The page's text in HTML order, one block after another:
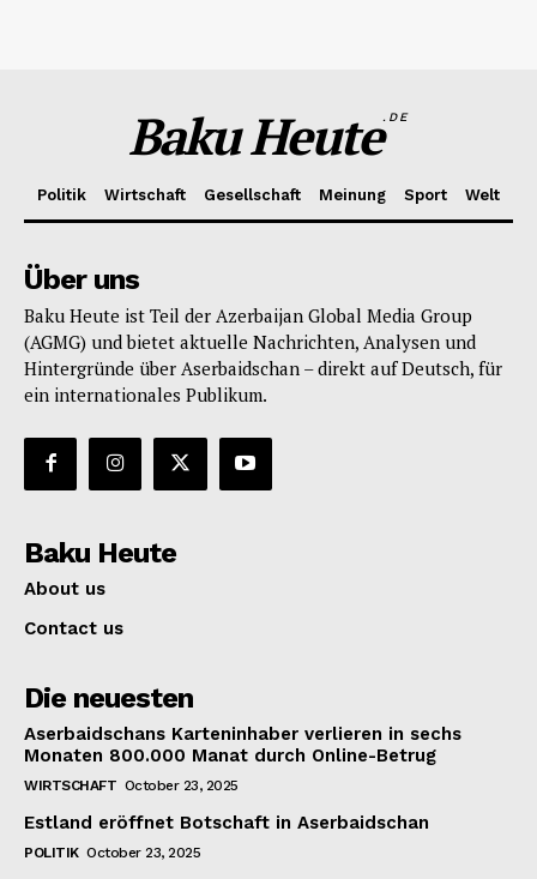
Baku Heute.DE
Politik Wirtschaft Gesellschaft Meinung Sport Welt
Über uns
Baku Heute ist Teil der Azerbaijan Global Media Group
(AGMG) und bietet aktuelle Nachrichten, Analysen und
Hintergründe über Aserbaidschan – direkt auf Deutsch, für
ein internationales Publikum.
Baku Heute
About us
Contact us
Die neuesten
Aserbaidschans Karteninhaber verlieren in sechs
Monaten 800.000 Manat durch Online-Betrug
WIRTSCHAFT October 23, 2025
Estland eröffnet Botschaft in Aserbaidschan
POLITIK October 23, 2025